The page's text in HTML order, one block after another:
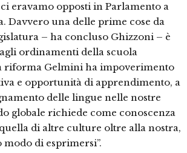
eravamo opposti in Parlamento a
Davvero una delle prime cose da
– ha concluso Ghizzoni – è
ordinamenti della scuola
riforma Gelmini ha impoverimento
e opportunità di apprendimento, a
delle lingue nelle nostre
globale richiede come conoscenza
di altre culture oltre alla nostra,
di esprimersi”.